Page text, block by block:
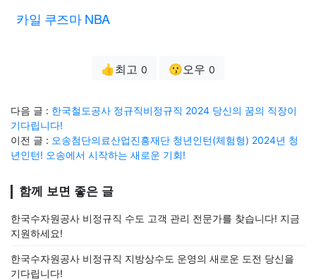
카일 쿠즈마 NBA
👍최고 0 😗오우 0
다음 글 : 한국철도공사 정규직비정규직 2024 당신의 꿈의 직장이
기다립니다!
이전 글 : 오송첨단의료산업진흥재단 청년인턴(체험형) 2024년 청
년인턴! 오송에서 시작하는 새로운 기회!
함께 보면 좋은 글
한국수자원공사 비정규직 수도 고객 관리 전문가를 찾습니다! 지금
지원하세요!
한국수자원공사 비정규직 지방상수도 운영의 새로운 도전 당신을
기다립니다!